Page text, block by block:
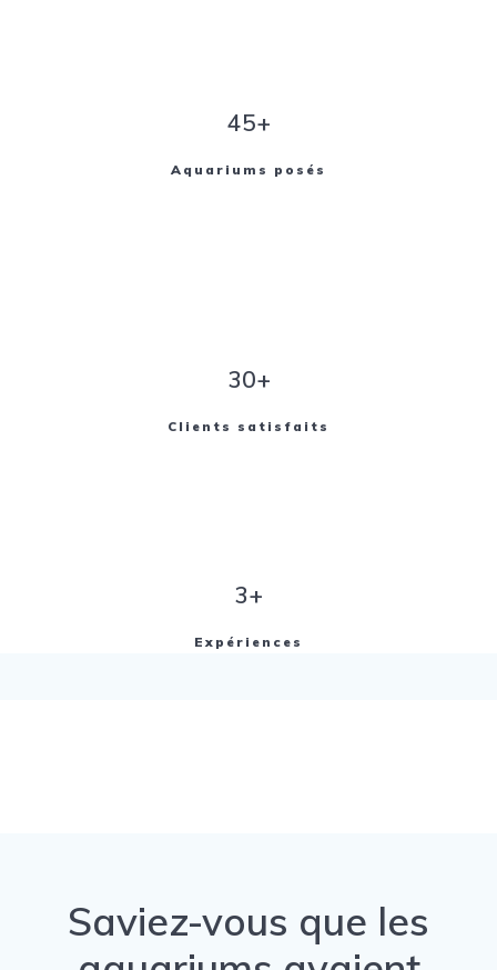
45+
Aquariums posés
30+
Clients satisfaits
3+
Expériences
Saviez-vous que les